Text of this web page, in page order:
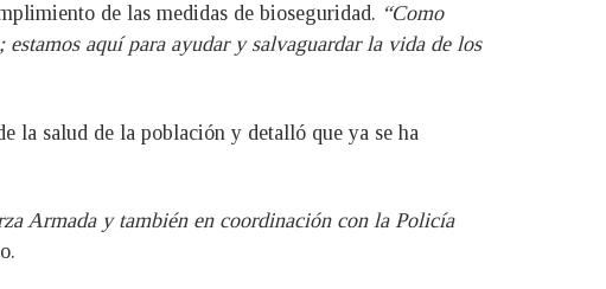
de las medidas de bioseguridad. “Como
aquí para ayudar y salvaguardar la vida de los
la salud de la población y detalló que ya se ha
Armada y también en coordinación con la Policía